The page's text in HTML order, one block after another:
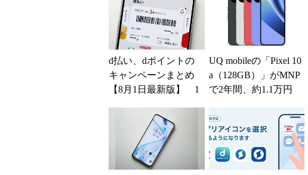
d払い、dポイントの
キャンペーンまとめ
【8月1日最新版】 1
元の施策がめじろ押
UQ mobileの「Pixel 10
a（128GB）」がMNP
で2年間、約1.1万円